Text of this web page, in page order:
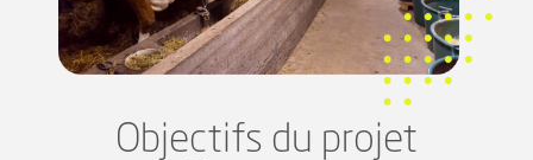
Objectifs du projet